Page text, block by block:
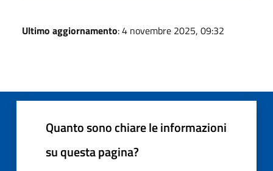
Ultimo aggiornamento: 4 novembre 2025, 09:32
Quanto sono chiare le informazioni
su questa pagina?